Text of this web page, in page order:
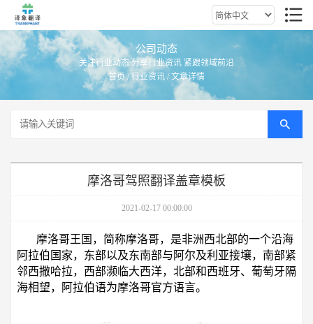
公司动态
关注行业动态 分享行业资讯 紧跟领域前沿
首页/行业资讯 / 文章详情
摩洛哥驾照翻译盖章模板
2021-02-17 00:00:00
摩洛哥王国，简称摩洛哥，是非洲西北部的一个沿海
阿拉伯国家，东部以及东南部与阿尔及利亚接壤，南部紧
邻西撒哈拉，西部濒临大西洋，北部和西班牙、葡萄牙隔
海相望，阿拉伯语为摩洛哥官方语言。